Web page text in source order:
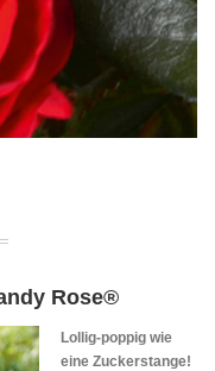
Rose®
Lollig-poppig wie
eine Zuckerstange!